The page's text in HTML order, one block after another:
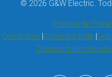
© 2026 G&W Electric.
Política de
Condições Acessibilidade
Transportation